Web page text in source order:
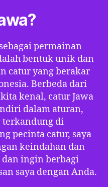
permainan
bentuk unik dan
catur yang berakar
Berbeda dari
kenal, catur Jawa
dalam aturan,
terkandung di
pecinta catur, saya
keindahan dan
dan ingin berbagi
saya dengan Anda.